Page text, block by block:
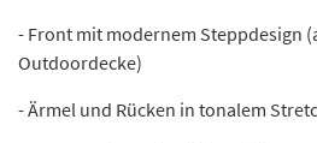
- Front mit modernem Steppdesign
Outdoordecke)
- Ärmel und Rücken in tonalem